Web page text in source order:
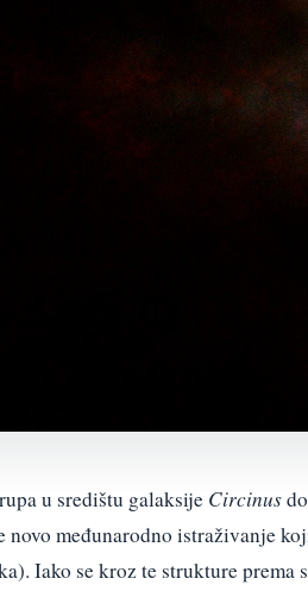
u središtu galaksije Circinus
novo međunarodno istraživanje
Iako se kroz te strukture